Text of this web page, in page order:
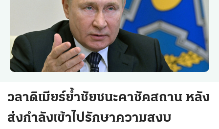
วลาดิเมียร์ย้ำชัยชนะคาซัคสถาน หลัง
ส่งกำลังเข้าไปรักษาความสงบ